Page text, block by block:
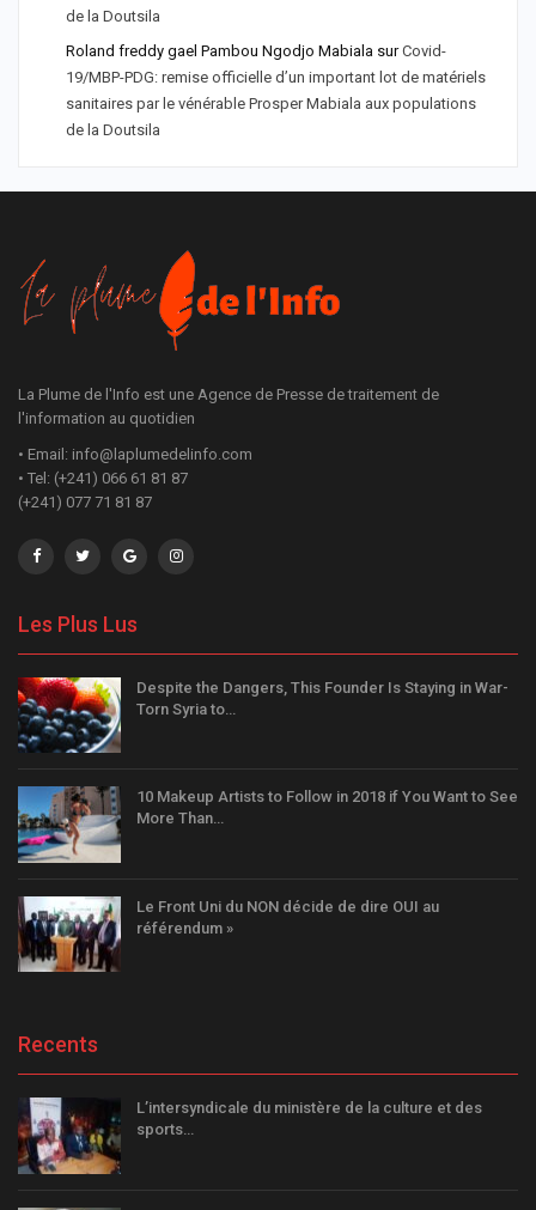
de la Doutsila
Roland freddy gael Pambou Ngodjo Mabiala surCovid-
19/MBP-PDG: remise officielle d’un important lot de matériels
sanitaires par le vénérable Prosper Mabiala aux populations
de la Doutsila
La Plume de l'Info est une Agence de Presse de traitement de
l'information au quotidien
• Email: info@laplumedelinfo.com
• Tel: (+241) 066 61 81 87
(+241) 077 71 81 87
Les Plus Lus
Despite the Dangers, This Founder Is Staying in War-
Torn Syria to…
10 Makeup Artists to Follow in 2018 if You Want to See
More Than…
Le Front Uni du NON décide de dire OUI au
référendum »
Recents
L’intersyndicale du ministère de la culture et des
sports…